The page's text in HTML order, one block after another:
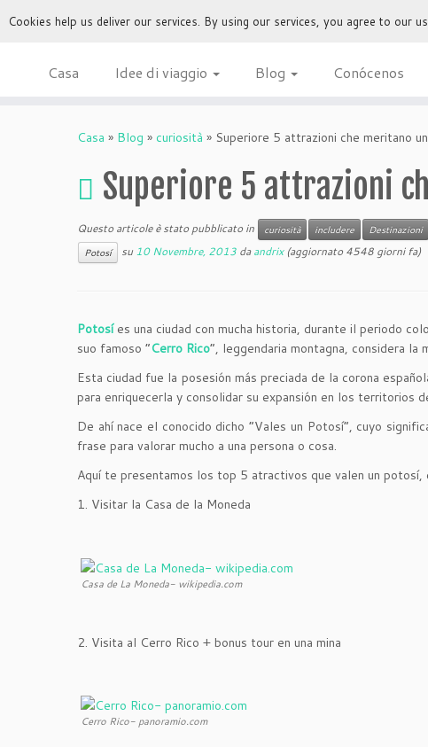
Casa Idee di viaggio Blog Conócenos
Casa » Blog » curiosità » Superiore 5 attrazioni che meritano
Superiore 5 attrazioni
Questo articole è stato pubblicato in curiosità includere Destinazioni
Potosí
su10 Novembre, 2013 daandrix(aggiornato 4548 giorni fa)
Potosíes una ciudad con mucha historia, durante il periodo
suo famoso “Cerro Rico“, leggendaria montagna, considera la
Esta ciudad fue la posesión más preciada de la corona
para enriquecerla y consolidar su expansión en los territorios
De ahí nace el conocido dicho “Vales un Potosí”, cuyo
frase para valorar mucho a una persona o cosa.
Aquí te presentamos los top 5 atractivos que valen un
1. Visitar la Casa de la Moneda
Casa de La Moneda- wikipedia.com
2. Visita al Cerro Rico + bonus tour en una mina
Cerro Rico- panoramio.com
Cookies help us deliver our services. By using our services, you agree to our